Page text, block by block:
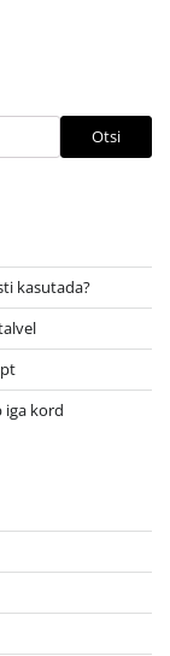
Otsi
kasutada?
iga kord